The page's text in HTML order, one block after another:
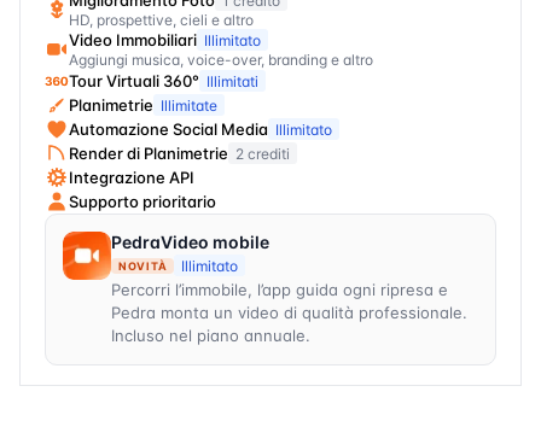
HD, prospettive, cieli e altro
Video Immobiliari Illimitato
Aggiungi musica, voice-over, branding e altro
Tour Virtuali 360° Illimitati
Planimetrie Illimitate
Automazione Social Media Illimitato
Render di Planimetrie 2 crediti
Integrazione API
Supporto prioritario
PedraVideo mobile
NOVITÀ Illimitato
Percorri l’immobile, l’app guida ogni ripresa e
Pedra monta un video di qualità professionale.
Incluso nel piano annuale.